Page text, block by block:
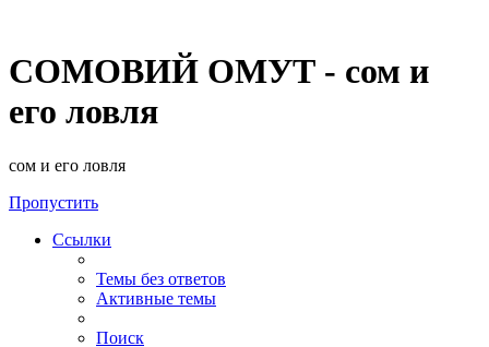
СОМОВИЙ ОМУТ - сом и
его ловля
сом и его ловля
Пропустить
Ссылки
Темы без ответов
Активные темы
Поиск